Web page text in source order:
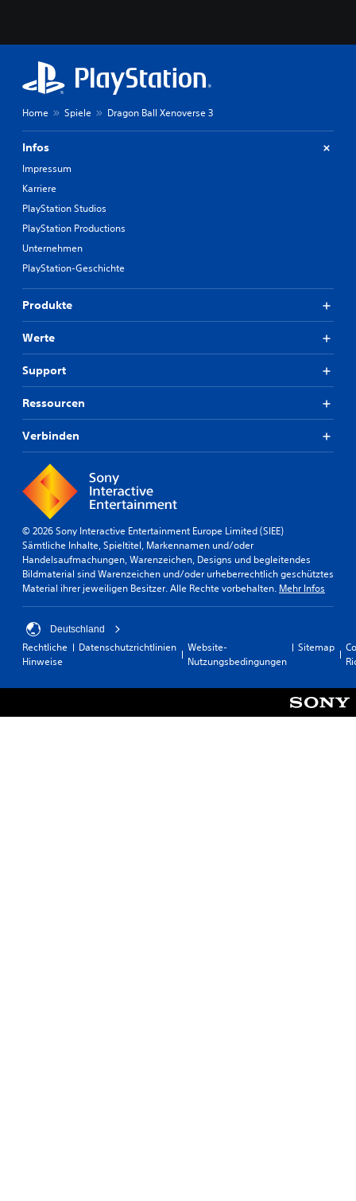
Home Spiele Dragon Ball Xenoverse 3
Infos
Impressum
Karriere
PlayStation Studios
PlayStation Productions
Unternehmen
PlayStation-Geschichte
Produkte
Werte
Support
Ressourcen
Verbinden
© 2026 Sony Interactive Entertainment Europe Limited (SIEE)
Sämtliche Inhalte, Spieltitel, Markennamen und/oder
Handelsaufmachungen, Warenzeichen, Designs und begleitendes
Bildmaterial sind Warenzeichen und/oder urheberrechtlich geschütztes
Material ihrer jeweiligen Besitzer. Alle Rechte vorbehalten. Mehr Infos
Deutschland
Rechtliche
Hinweise
Datenschutzrichtlinien
Website-
Nutzungsbedingungen
Sitemap